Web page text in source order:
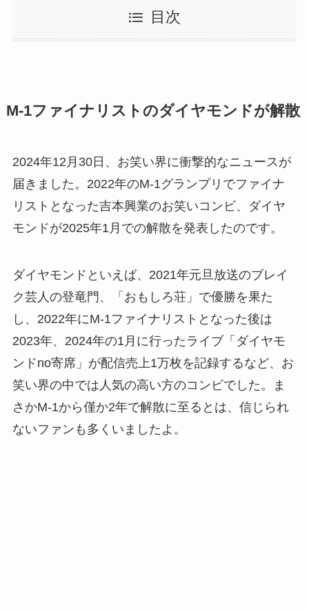
目次
M-1ファイナリストのダイヤモンドが解散
2024年12月30日、お笑い界に衝撃的なニュースが
届きました。2022年のM-1グランプリでファイナ
リストとなった吉本興業のお笑いコンビ、ダイヤ
モンドが2025年1月での解散を発表したのです。
ダイヤモンドといえば、2021年元旦放送のブレイ
ク芸人の登竜門、「おもしろ荘」で優勝を果た
し、2022年にM-1ファイナリストとなった後は
2023年、2024年の1月に行ったライブ「ダイヤモ
ンドno寄席」が配信売上1万枚を記録するなど、お
笑い界の中では人気の高い方のコンビでした。ま
さかM-1から僅か2年で解散に至るとは、信じられ
ないファンも多くいましたよ。